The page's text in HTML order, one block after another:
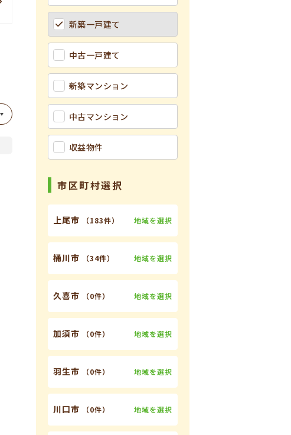
新築一戸建て
中古一戸建て
新築マンション
中古マンション
収益物件
市区町村選択
上尾市 （183件） 地域を選択
桶川市 （34件） 地域を選択
久喜市 （0件） 地域を選択
加須市 （0件） 地域を選択
羽生市 （0件） 地域を選択
川口市 （0件） 地域を選択